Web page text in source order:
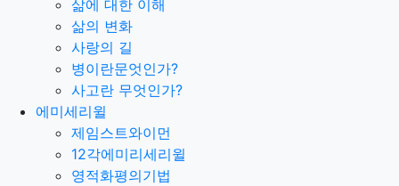
의식상승커뮤니티 회원 여러분! 늘 행복하세요. ^^ 감
사합니다.
삶에 대한 이해
삶의 변화
사랑의 길
병이란문엇인가?
사고란 무엇인가?
에미세리윌
제임스트와이먼
12각에미리세리윌
영적화평의기법